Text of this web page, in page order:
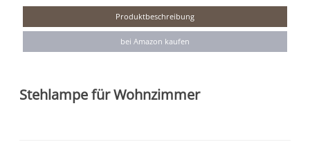
Produktbeschreibung
bei Amazon kaufen
Stehlampe für Wohnzimmer